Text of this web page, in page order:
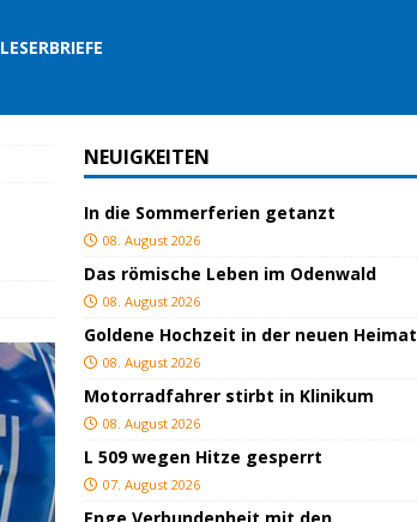
LESERBRIEFE
NEUIGKEITEN
In die Sommerferien getanzt
08. August 2026
Das römische Leben im Odenwald
08. August 2026
Goldene Hochzeit in der neuen Heimat
08. August 2026
Motorradfahrer stirbt in Klinikum
08. August 2026
L 509 wegen Hitze gesperrt
07. August 2026